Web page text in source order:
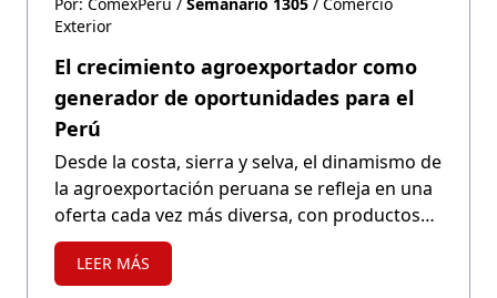
Por: ComexPerú / Semanario 1305 / Comercio
Exterior
El crecimiento agroexportador como
generador de oportunidades para el
Perú
Desde la costa, sierra y selva, el dinamismo de
la agroexportación peruana se refleja en una
oferta cada vez más diversa, con productos
que llegan a nuevos mercados
internacionales y contribuyen al crecimiento
LEER MÁS